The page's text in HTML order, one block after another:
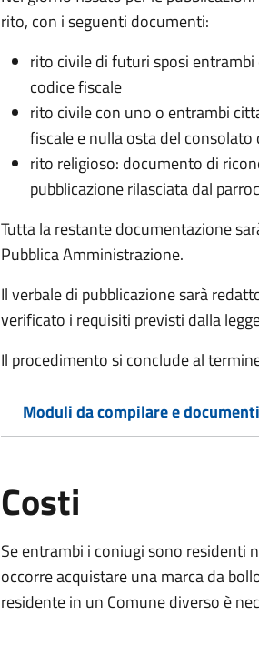
rito, con i seguenti documenti:
rito civile di futuri sposi
codice fiscale
rito civile con uno o entrambi
fiscale e nulla osta del
rito religioso: documento di
pubblicazione rilasciata dal
Tutta la restante documentazione
Pubblica Amministrazione.
Il verbale di pubblicazione sarà
verificato i requisiti previsti dalla
Il procedimento si conclude al
Moduli da compilare e
Costi
Se entrambi i coniugi sono residenti
occorre acquistare una marca da
residente in un Comune diverso è